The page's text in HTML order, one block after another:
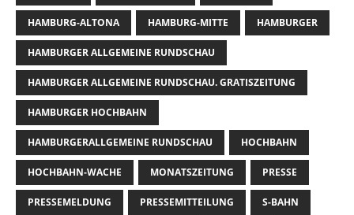
HAMBURG-ALTONA HAMBURG-MITTE HAMBURGER
HAMBURGER ALLGEMEINE RUNDSCHAU
HAMBURGER ALLGEMEINE RUNDSCHAU. GRATISZEITUNG
HAMBURGER HOCHBAHN
HAMBURGERALLGEMEINE RUNDSCHAU HOCHBAHN
HOCHBAHN-WACHE MONATSZEITUNG PRESSE
PRESSEMELDUNG PRESSEMITTEILUNG S-BAHN